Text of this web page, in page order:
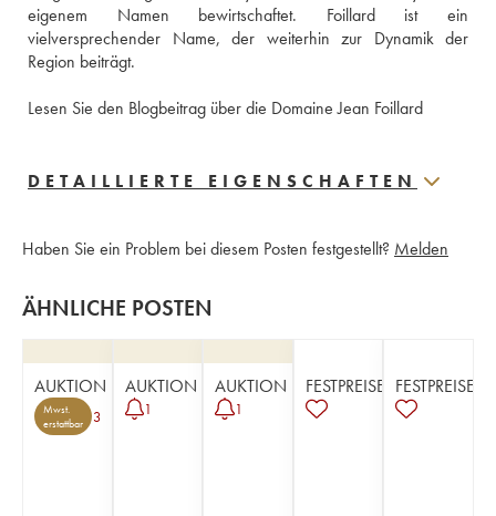
eigenem Namen bewirtschaftet. Foillard ist ein
vielversprechender Name, der weiterhin zur Dynamik der
Region beiträgt.
Lesen Sie den Blogbeitrag über die Domaine Jean Foillard
DETAILLIERTE EIGENSCHAFTEN
Haben Sie ein Problem bei diesem Posten festgestellt? Melden
ÄHNLICHE POSTEN
AUKTION
Mwst.
erstattbar
3
AUKTION
1
AUKTION
1
FESTPREISE FESTPREISE